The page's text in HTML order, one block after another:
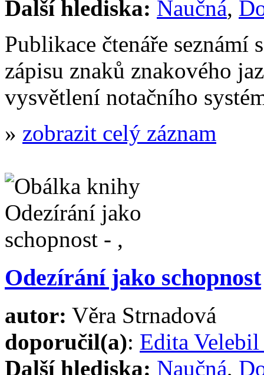
Další hlediska: Naučná,
Publikace čtenáře
zápisu znaků znakového
vysvětlení notačního
» zobrazit celý záznam
Odezírání jako schopnost
autor: Věra Strnadová
doporučil(a): Edita
Další hlediska: Naučná,